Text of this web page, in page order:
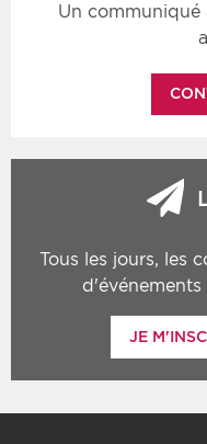
Un communiqué
Tous les jours, les
d'événements
JE